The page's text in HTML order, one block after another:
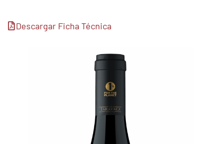
Descargar Ficha Técnica